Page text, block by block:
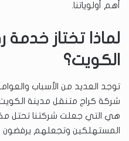
أهم أولوياتنا.
لماذا تختاز
الكويت؟
توجد العديد من الأسباب
شركة كراج متنقل مدينة
هي التي جعلت شركتنا تحتل
المستهلكين وتجعلهم